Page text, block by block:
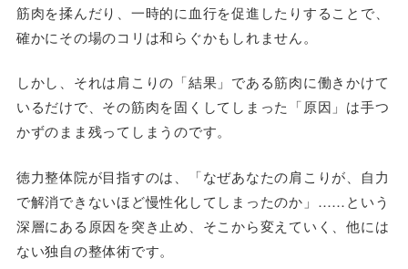
筋肉を揉んだり、一時的に血行を促進したりすることで、
確かにその場のコリは和らぐかもしれません。
しかし、それは肩こりの「結果」である筋肉に働きかけて
いるだけで、その筋肉を固くしてしまった「原因」は手つ
かずのまま残ってしまうのです。
徳力整体院が目指すのは、「なぜあなたの肩こりが、自力
で解消できないほど慢性化してしまったのか」……という
深層にある原因を突き止め、そこから変えていく、他には
ない独自の整体術です。